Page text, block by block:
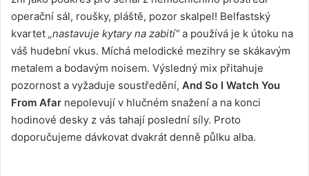
operační sál, roušky, pláště, pozor skalpel! Belfastský
kvartet „nastavuje kytary na zabití“a používá je k útoku na
váš hudební vkus. Míchá melodické mezihry se skákavým
metalem a bodavým noisem. Výsledný mix přitahuje
pozornost a vyžaduje soustředění, And So I Watch You
From Afar nepolevují v hlučném snažení a na konci
hodinové desky z vás tahají poslední síly. Proto
doporučujeme dávkovat dvakrát denně půlku alba.